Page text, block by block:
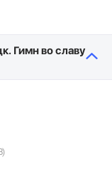
Гимн во славу